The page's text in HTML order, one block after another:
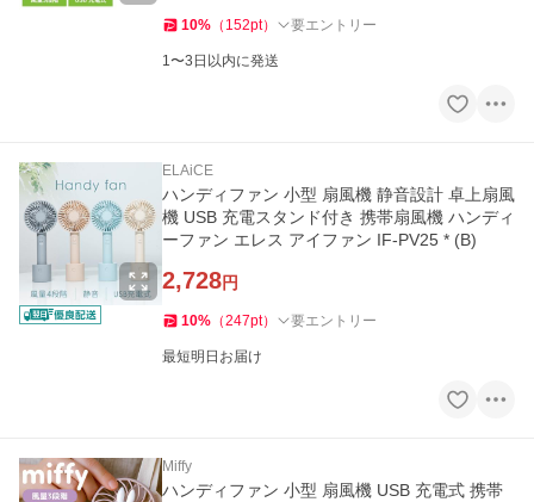
10% （ 152pt） 要エントリー
1〜3日以内に発送
ELAiCE
ハンディファン 小型 扇風機 静音設計 卓上扇風
機 USB 充電スタンド付き 携帯扇風機 ハンディ
ーファン エレス アイファン IF-PV25 * (B)
2,728円
10% （247pt） 要エントリー
最短明日お届け
Miffy
ハンディファン 小型 扇風機 USB 充電式 携帯